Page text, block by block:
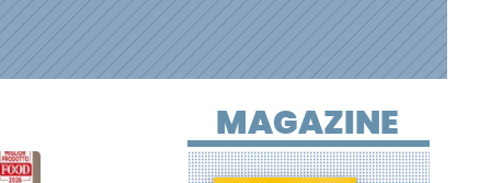
MAGAZINE